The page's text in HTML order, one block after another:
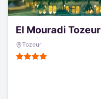
El Mouradi Tozeur
Tozeur